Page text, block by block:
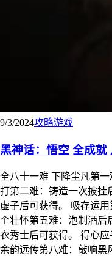
9/3/2024攻略游戏
黑神话：悟空 全成就
全八十一难 下降尘凡第
打第二难：铸造一次披挂
虚子后可获得。 吸存运
个壮怀第五难：泡制酒后
衣秀士后可获得。 得心应
余韵远传第八难：敲响黑